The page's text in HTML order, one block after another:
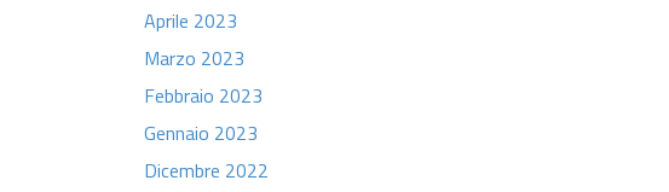
Aprile 2023
Marzo 2023
Febbraio 2023
Gennaio 2023
Dicembre 2022